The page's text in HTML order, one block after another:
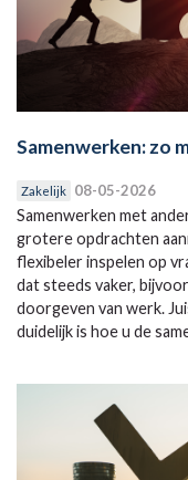
Samenwerken: zo
Zakelijk 08-05-2026
Samenwerken met
grotere opdrachten
flexibeler inspelen op
dat steeds vaker,
doorgeven van werk.
duidelijk is hoe u de